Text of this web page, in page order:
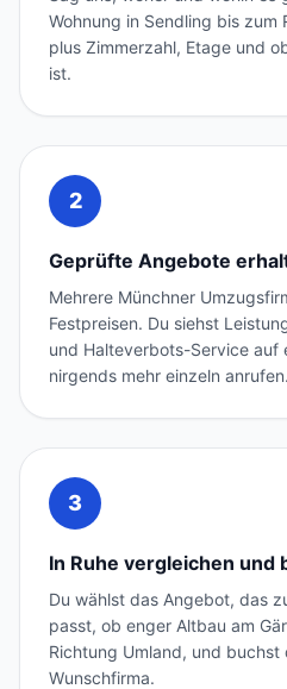
Wohnung in Sendling bis zum
plus Zimmerzahl, Etage und
ist.
2
Geprüfte Angebote
Mehrere Münchner
Festpreisen. Du siehst
und Halteverbots-Service auf
nirgends mehr einzeln anrufen.
3
In Ruhe vergleichen und
Du wählst das Angebot, das
passt, ob enger Altbau am
Richtung Umland, und buchst
Wunschfirma.